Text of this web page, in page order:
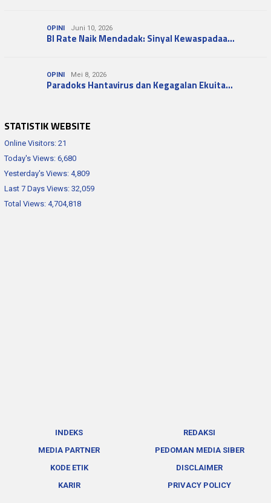
OPINI Juni 10, 2026
BI Rate Naik Mendadak: Sinyal Kewaspadaa…
OPINI Mei 8, 2026
Paradoks Hantavirus dan Kegagalan Ekuita…
STATISTIK WEBSITE
Online Visitors: 21
Today's Views: 6,680
Yesterday's Views: 4,809
Last 7 Days Views: 32,059
Total Views: 4,704,818
INDEKS
REDAKSI
MEDIA PARTNER
PEDOMAN MEDIA SIBER
KODE ETIK
DISCLAIMER
KARIR
PRIVACY POLICY